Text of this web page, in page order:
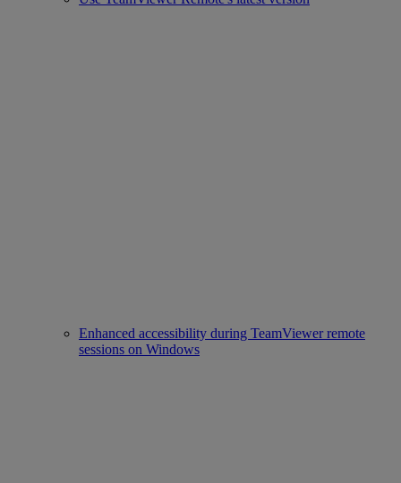
Enhanced accessibility during TeamViewer remote
sessions on Windows